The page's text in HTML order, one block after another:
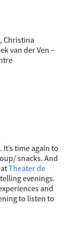
Christina
van der Ven –
time again to
snacks. And
Theater de
evenings.
and
to listen to